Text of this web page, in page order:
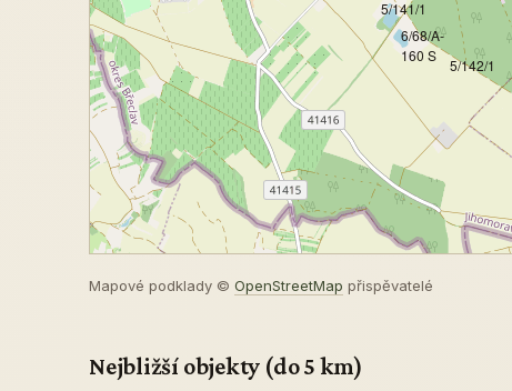
5/142/1
6/68/A-
160 S
5/141/1
Mapové podklady © OpenStreetMap přispěvatelé
Nejbližší objekty (do 5 km)